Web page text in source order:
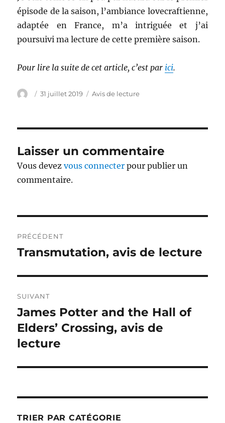
épisode de la saison, l’ambiance lovecraftienne,
adaptée en France, m’a intriguée et j’ai
poursuivi ma lecture de cette première saison.
Pour lire la suite de cet article, c’est par ici.
Auteur
Publié
31 juillet 2019 Catégories
Avis de lecture
Laisser un commentaire
Vous devezvous connecter pour publier un
commentaire.
de
PRÉCÉDENT
Publication
Transmutation, avis de lecture
SUIVANT
Publication
suivante :
James Potter and the Hall of
Elders’ Crossing, avis de
lecture
TRIER PAR CATÉGORIE